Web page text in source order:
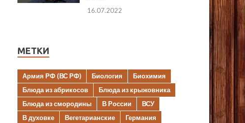
16.07.2022
МЕТКИ
Армия РФ (ВС РФ) Биология
Биохимия
Блюда из абрикосов
Блюда из крыжовника
Блюда из смородины
В России
ВСУ
В духовке
Вегетарианские
Германия